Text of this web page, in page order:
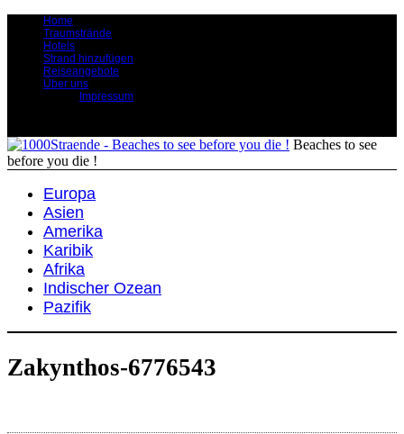
Home
Traumstrände
Hotels
Strand hinzufügen
Reiseangebote
Über uns
Impressum
Beaches to see
before you die !
Europa
Asien
Amerika
Karibik
Afrika
Indischer Ozean
Pazifik
Zakynthos-6776543